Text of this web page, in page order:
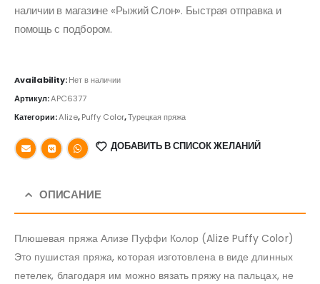
наличии в магазине «Рыжий Слон». Быстрая отправка и
помощь с подбором.
Availability:Нет в наличии
Артикул:APC6377
Категории:Alize,Puffy Color,Турецкая пряжа
ДОБАВИТЬ В СПИСОК ЖЕЛАНИЙ
ОПИСАНИЕ
Плюшевая пряжа Ализе Пуффи Колор (Alize Puffy Color)
Это пушистая пряжа, которая изготовлена в виде длинных
петелек, благодаря им можно вязать пряжу на пальцах, не